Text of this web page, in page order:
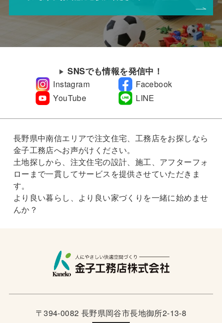
SNSでも情報を発信中！
Instagram
Facebook
YouTube
LINE
長野県中南信エリアで注文住宅、工務店をお探しなら
金子工務店へお声がけください。
土地探しから、注文住宅の設計、施工、アフターフォ
ローまで一貫してサービスを提供させていただきま
す。
より良い暮らし、より良い家づくりを一緒に始めませ
んか？
〒394-0082 長野県岡谷市長地御所2-13-8